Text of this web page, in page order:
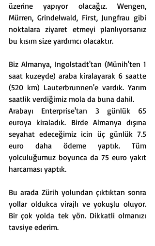
üzerine yapıyor olacağız. Wengen,
Mürren, Grindelwald, First, Jungfrau gibi
noktalara ziyaret etmeyi planlıyorsanız
bu kısım size yardımcı olacaktır.
Biz Almanya, Ingolstadt'tan (Münih'ten 1
saat kuzeyde) araba kiralayarak 6 saatte
(520 km) Lauterbrunnen'e vardık. Yarım
saatlik verdiğimiz mola da buna dahil.
Arabayı Enterprise'tan 3 günlük 65
euroya kiraladık. Birde Almanya dışına
seyahat edeceğimiz icin üç günlük 7.5
euro daha ödeme yaptık. Tüm
yolculuğumuz boyunca da
harcaması yaptık.
Bu arada Zürih yolundan çıktıktan sonra
yollar oldukca virajlı ve yokuşlu oluyor.
Bir çok yolda tek yön. Dikkatli olmanızı
tavsiye ederim.